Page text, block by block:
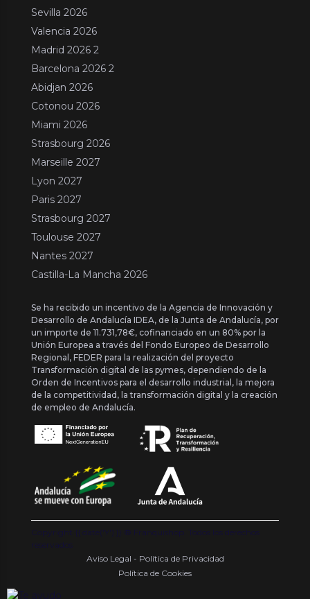
Sevilla 2026
Valencia 2026
Madrid 2026 2
Barcelona 2026 2
Abidjan 2026
Cotonou 2026
Miami 2026
Strasbourg 2026
Marseille 2027
Lyon 2027
Paris 2027
Strasbourg 2027
Toulouse 2027
Nantes 2027
Castilla-La Mancha 2026
Se ha recibido un incentivo de la Agencia de Innovación y
Desarrollo de Andalucía IDEA, de la Junta de Andalucía, por
un importe de 11.731,78€, cofinanciado en un 80% por la
Unión Europea a través del Fondo Europeo de Desarrollo
Regional, FEDER para la realización del proyecto
Transformación digital de las pymes, dependiendo de la
Orden de Incentivos para el desarrollo industrial, la mejora
de la competitividad, la transformación digital y la creación
de empleo de Andalucía.
Copyright {{ date('Y') }} ® Franquishop. Todos los derechos
reservados
Aviso Legal - Política de Privacidad
Política de Cookies